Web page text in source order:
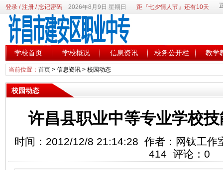
登录/注册/忘记密码 2026年8月9日 星期日 距『七夕情人节』还有10天
学校首页 学校概况 信息资讯 校务公开栏 教学
当前位置： 首页> 信息资讯> 校园动态
校园动态
许昌县职业中等专业学校
时间：2012/12/8 21:14:28 作者：网钛工
414 评论：0